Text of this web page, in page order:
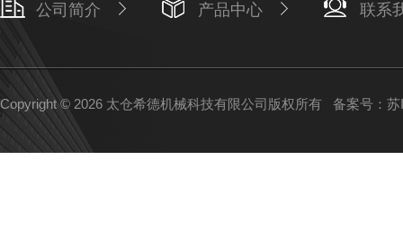
公司简介 产品中心 联系
Copyright © 2026 太仓希德机械科技有限公司版权所有 备案号：